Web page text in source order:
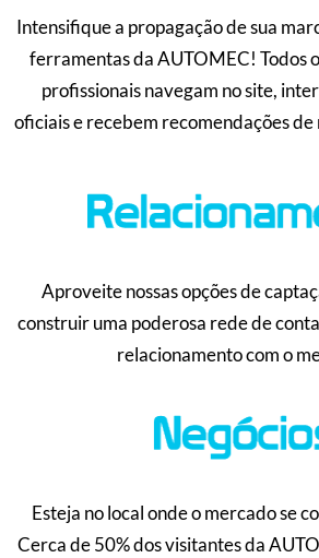
Intensifique a propagação de sua
ferramentas da AUTOMEC! Todos
profissionais navegam no site,
oficiais e recebem recomendações de
Aproveite nossas opções de
construir uma poderosa rede de
relacionamento com o
Esteja no local onde o mercado se
Cerca de 50% dos visitantes da